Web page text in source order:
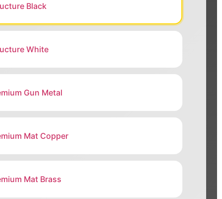
Black
White
Gun Metal
Mat Copper
Mat Brass